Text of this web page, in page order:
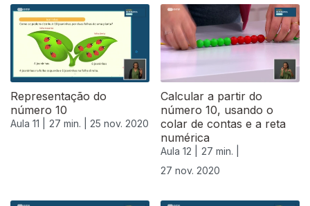
Representação do
número 10
Aula 11 | 27 min. | 25 nov. 2020
Calcular a partir do
número 10, usando o
colar de contas e a reta
numérica
Aula 12 |
27 min. |
27 nov. 2020
508697